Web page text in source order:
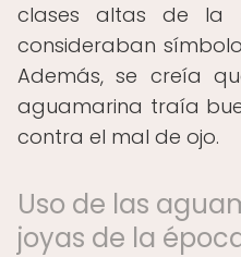
clases altas de la
consideraban
Además, se creía
aguamarina traía
contra el mal de ojo.
Uso de las
joyas de la